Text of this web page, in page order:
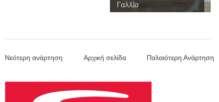
Γαλλία
Νεότερη ανάρτηση Παλαιότερη Ανάρτηση
Αρχική σελίδα